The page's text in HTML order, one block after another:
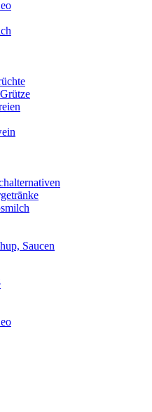
Saucen